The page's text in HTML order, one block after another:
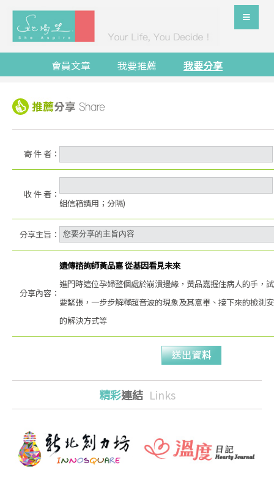
會員文章 我要推薦 我要分享
寄 件 者：
收 件 者：
組信箱請用；分隔)
分享主旨：
分享內容：
遺傳諮詢師黃品嘉 從基因看見未來
進門時這位孕婦整個處於崩潰邊緣，黃品嘉握住病人的手，
要緊張，一步步解釋超音波的現象及其意畢、接下來的檢測
的解決方式等
精彩連結 Links